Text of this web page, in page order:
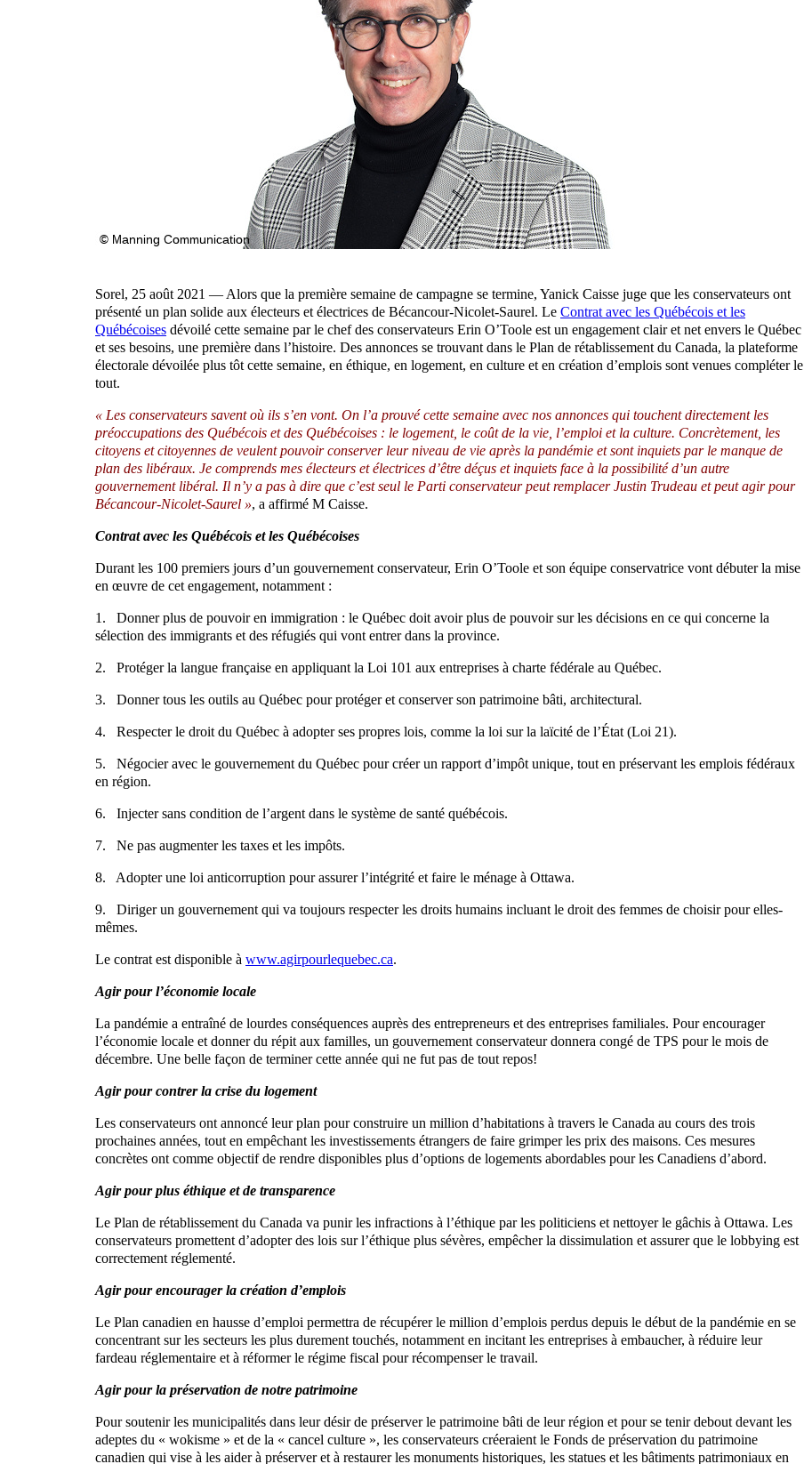
Sorel, 25 août 2021 — Alors que la première semaine de campagne se termine, Yanick Caisse juge que les conservateurs ont
présenté un plan solide aux électeurs et électrices de Bécancour-Nicolet-Saurel. Le Contrat avec les Québécois et les
Québécoises dévoilé cette semaine par le chef des conservateurs Erin O’Toole est un engagement clair et net envers le Québec
et ses besoins, une première dans l’histoire. Des annonces se trouvant dans le Plan de rétablissement du Canada, la plateforme
électorale dévoilée plus tôt cette semaine, en éthique, en logement, en culture et en création d’emplois sont venues compléter le
tout.
« Les conservateurs savent où ils s’en vont. On l’a prouvé cette semaine avec nos annonces qui touchent directement les
préoccupations des Québécois et des Québécoises : le logement, le coût de la vie, l’emploi et la culture. Concrètement, les
citoyens et citoyennes de veulent pouvoir conserver leur niveau de vie après la pandémie et sont inquiets par le manque de
plan des libéraux. Je comprends mes électeurs et électrices d’être déçus et inquiets face à la possibilité d’un autre
gouvernement libéral. Il n’y a pas à dire que c’est seul le Parti conservateur peut remplacer Justin Trudeau et peut agir pour
Bécancour-Nicolet-Saurel », a affirmé M Caisse.
Contrat avec les Québécois et les Québécoises
Durant les 100 premiers jours d’un gouvernement conservateur, Erin O’Toole et son équipe conservatrice vont débuter la mise
en œuvre de cet engagement, notamment :
1. Donner plus de pouvoir en immigration : le Québec doit avoir plus de pouvoir sur les décisions en ce qui concerne la
sélection des immigrants et des réfugiés qui vont entrer dans la province.
2. Protéger la langue française en appliquant la Loi 101 aux entreprises à charte fédérale au Québec.
3. Donner tous les outils au Québec pour protéger et conserver son patrimoine bâti, architectural.
4. Respecter le droit du Québec à adopter ses propres lois, comme la loi sur la laïcité de l’État (Loi 21).
5. Négocier avec le gouvernement du Québec pour créer un rapport d’impôt unique, tout en préservant les emplois fédéraux
en région.
6. Injecter sans condition de l’argent dans le système de santé québécois.
7. Ne pas augmenter les taxes et les impôts.
8. Adopter une loi anticorruption pour assurer l’intégrité et faire le ménage à Ottawa.
9. Diriger un gouvernement qui va toujours respecter les droits humains incluant le droit des femmes de choisir pour elles-
mêmes.
Le contrat est disponible à www.agirpourlequebec.ca.
Agir pour l’économie locale
La pandémie a entraîné de lourdes conséquences auprès des entrepreneurs et des entreprises familiales. Pour encourager
l’économie locale et donner du répit aux familles, un gouvernement conservateur donnera congé de TPS pour le mois de
décembre. Une belle façon de terminer cette année qui ne fut pas de tout repos!
Agir pour contrer la crise du logement
Les conservateurs ont annoncé leur plan pour construire un million d’habitations à travers le Canada au cours des trois
prochaines années, tout en empêchant les investissements étrangers de faire grimper les prix des maisons. Ces mesures
concrètes ont comme objectif de rendre disponibles plus d’options de logements abordables pour les Canadiens d’abord.
Agir pour plus éthique et de transparence
Le Plan de rétablissement du Canada va punir les infractions à l’éthique par les politiciens et nettoyer le gâchis à Ottawa. Les
conservateurs promettent d’adopter des lois sur l’éthique plus sévères, empêcher la dissimulation et assurer que le lobbying est
correctement réglementé.
Agir pour encourager la création d’emplois
Le Plan canadien en hausse d’emploi permettra de récupérer le million d’emplois perdus depuis le début de la pandémie en se
concentrant sur les secteurs les plus durement touchés, notamment en incitant les entreprises à embaucher, à réduire leur
fardeau réglementaire et à réformer le régime fiscal pour récompenser le travail.
Agir pour la préservation de notre patrimoine
Pour soutenir les municipalités dans leur désir de préserver le patrimoine bâti de leur région et pour se tenir debout devant les
adeptes du « wokisme » et de la « cancel culture », les conservateurs créeraient le Fonds de préservation du patrimoine
canadien qui vise à les aider à préserver et à restaurer les monuments historiques, les statues et les bâtiments patrimoniaux en